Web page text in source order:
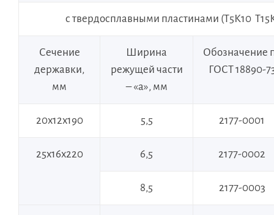
с твердосплавными пластинами (Т5К10
Сечение
державки,
мм
Ширина
режущей части
– «а», мм
Обозначение
ГОСТ 18890-
20х12х190 5,5 2177-0001
25х16х220 6,5 2177-0002
8,5 2177-0003